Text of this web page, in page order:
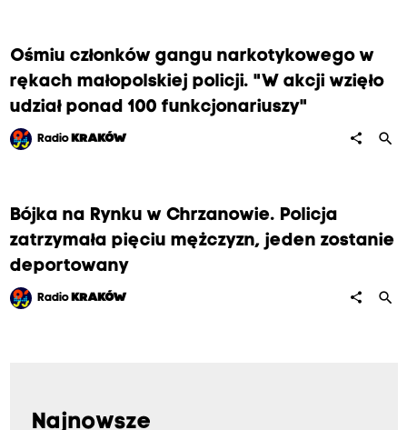
Ośmiu członków gangu narkotykowego w
rękach małopolskiej policji. "W akcji wzięło
udział ponad 100 funkcjonariuszy"
Radio KRAKÓW share search
Bójka na Rynku w Chrzanowie. Policja
zatrzymała pięciu mężczyzn, jeden zostanie
deportowany
Radio KRAKÓW share search
Najnowsze